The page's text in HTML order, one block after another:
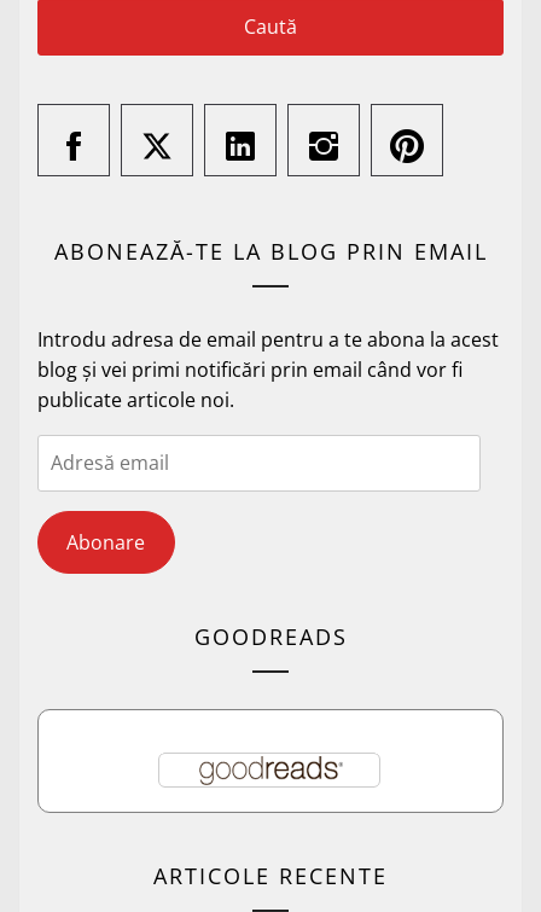
ABONEAZĂ-TE LA BLOG PRIN EMAIL
Introdu adresa de email pentru a te abona la acest
blog și vei primi notificări prin email când vor fi
publicate articole noi.
Adresă
email
Abonare
GOODREADS
ARTICOLE RECENTE